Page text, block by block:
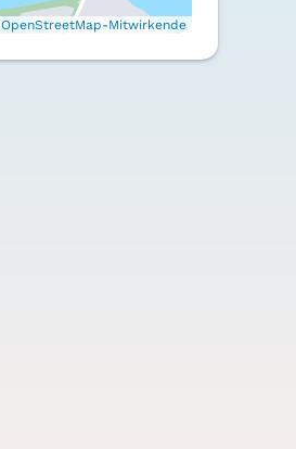
OpenStreetMap-Mitwirkende